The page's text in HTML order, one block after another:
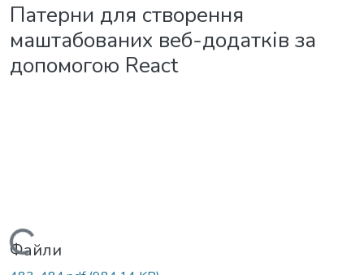
Патерни для створення
маштабованих веб-додатків за
допомогою React
Файли